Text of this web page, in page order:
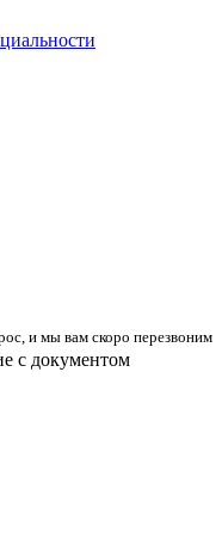
и мы вам скоро перезвоним
с документом